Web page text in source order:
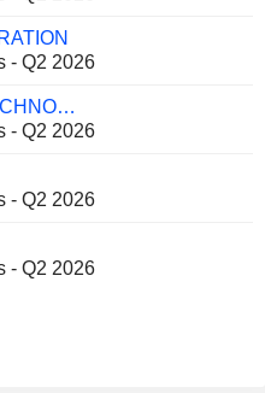
- Q2 2026
MOORE THREADS TECHNOLOGY CO., LTD.
- Q2 2026
- Q2 2026
- Q2 2026